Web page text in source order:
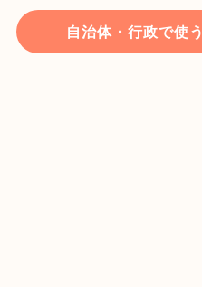
自治体・行政で使う